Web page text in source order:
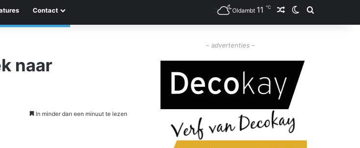
Contact Oldambt 11 ℃ Willekeurig artikel
Switch skin
Zoeken
naar
In minder dan een minuut te lezen
– advertenties –